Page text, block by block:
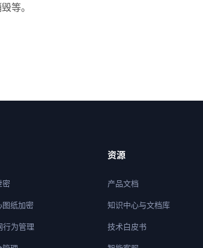
等。
密
图纸加密
行为管理
资源
产品文档
知识中心与文档库
技术白皮书